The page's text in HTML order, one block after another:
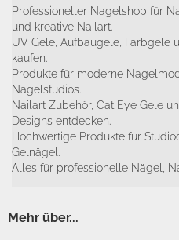
Professioneller Nagelshop für
und kreative Nailart.
UV Gele, Aufbaugele, Farbgele
kaufen.
Produkte für moderne
Nagelstudios.
Nailart Zubehör, Cat Eye Gele
Designs entdecken.
Hochwertige Produkte für
Gelnägel.
Alles für professionelle Nägel,
Mehr über...